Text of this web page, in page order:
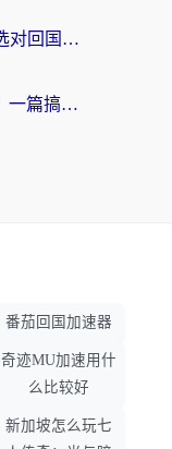
海外党必看：便宜VPN推荐？选对回国加速器才能无缝刷国内剧玩国服
海外党纠结斧牛和浩飞哪个好？一篇搞定回国加速器选择+无缝访问国内资源指南
番茄回国加速器
奇迹MU加速用什
么比较好
新加坡怎么玩七